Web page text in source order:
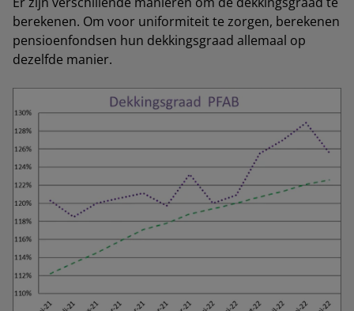
berekenen. Om voor uniformiteit te zorgen, berekenen
pensioenfondsen hun dekkingsgraad allemaal op
dezelfde manier.